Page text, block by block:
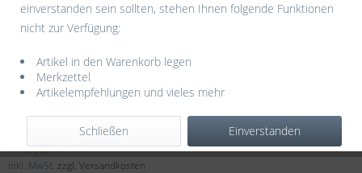
15,50 € *
inkl. MwSt. zzgl. Versandkosten
einverstanden sein sollten, stehen Ihnen folgende Funktionen
nicht zur Verfügung:
Artikel in den Warenkorb legen
Merkzettel
Artikelempfehlungen und vieles mehr
Einverstanden
Schließen